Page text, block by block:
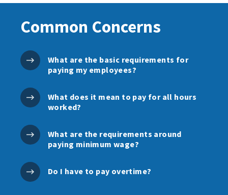
Common Concerns
What are the basic requirements for
paying my employees?
What does it mean to pay for all hours
worked?
What are the requirements around
paying minimum wage?
Do I have to pay overtime?